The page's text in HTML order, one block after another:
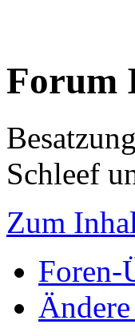
Forum
Schleef
Zum
Foren-